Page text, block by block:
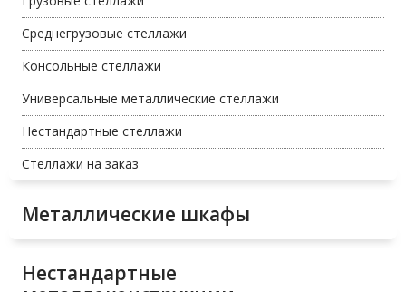
Среднегрузовые стеллажи
Консольные стеллажи
Универсальные металлические стеллажи
Нестандартные стеллажи
Стеллажи на заказ
Металлические шкафы
Нестандартные